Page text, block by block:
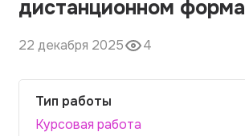
дистанционном
22 декабря 2025 4
Тип работы
Курсовая работа